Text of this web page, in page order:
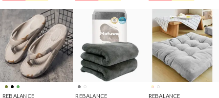
REBALANCE REBALANCE REBALANCE